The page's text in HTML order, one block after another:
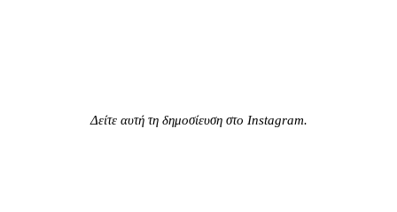
Δείτε αυτή τη δημοσίευση στο Instagram.